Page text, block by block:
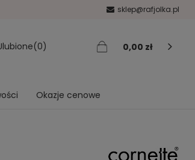
sklep@rafjolka.pl
0 0,00 zł
Okazje cenowe